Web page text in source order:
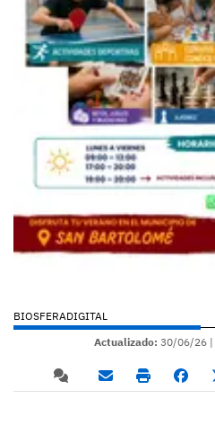
BIOSFERADIGITAL
Actualizado: 30/06/26 |